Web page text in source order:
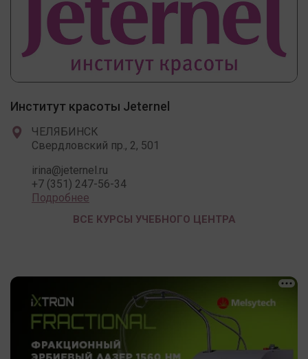
Институт красоты Jeternel
ЧЕЛЯБИНСК
Свердловский пр., 2, 501
irina@jeternel.ru
+7 (351) 247-56-34
Подробнее
ВСЕ КУРСЫ УЧЕБНОГО ЦЕНТРА